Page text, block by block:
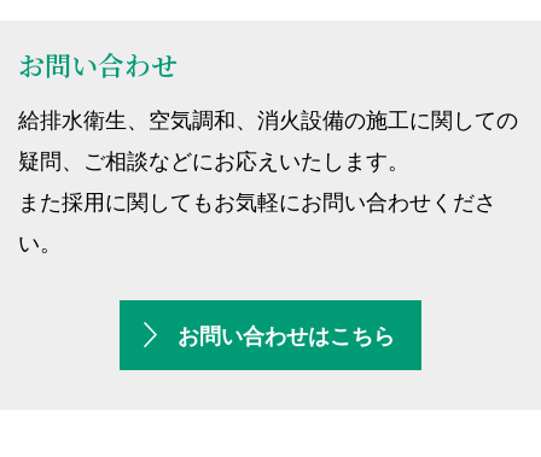
お問い合わせ
給排水衛生、空気調和、消火設備の施工に関しての
疑問、ご相談などにお応えいたします。
また採用に関してもお気軽にお問い合わせくださ
い。
お問い合わせはこちら